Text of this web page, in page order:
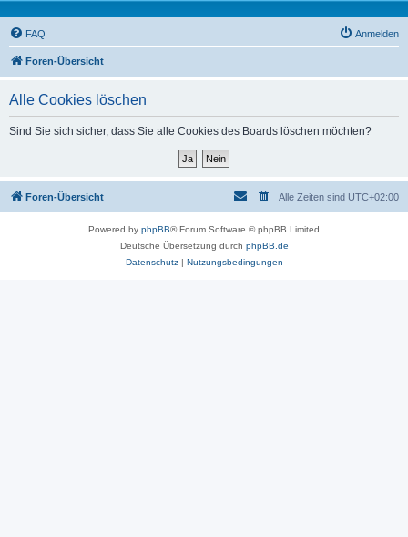
FAQ Anmelden
Foren-Übersicht
Alle Cookies löschen
Sind Sie sich sicher, dass Sie alle Cookies des Boards löschen möchten?
Foren-Übersicht Alle Zeiten sind UTC+02:00
Powered by phpBB® Forum Software © phpBB Limited
Deutsche Übersetzung durch phpBB.de
Datenschutz| Nutzungsbedingungen